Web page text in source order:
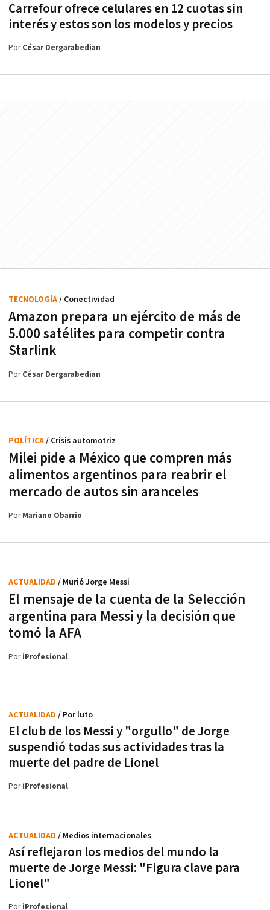
Carrefour ofrece celulares en 12 cuotas sin
interés y estos son los modelos y precios
PorCésar Dergarabedian
Amazon prepara un ejército de más de
5.000 satélites para competir contra
Starlink
TECNOLOGÍA/ Conectividad
PorCésar Dergarabedian
Milei pide a México que compren más
alimentos argentinos para reabrir el
mercado de autos sin aranceles
POLÍTICA/ Crisis automotriz
PorMariano Obarrio
El mensaje de la cuenta de la Selección
argentina para Messi y la decisión que
tomó la AFA
ACTUALIDAD / Murió Jorge Messi
PoriProfesional
El club de los Messi y "orgullo" de Jorge
suspendió todas sus actividades tras la
muerte del padre de Lionel
ACTUALIDAD / Por luto
PoriProfesional
Así reflejaron los medios del mundo la
muerte de Jorge Messi: "Figura clave para
Lionel"
ACTUALIDAD / Medios internacionales
PoriProfesional